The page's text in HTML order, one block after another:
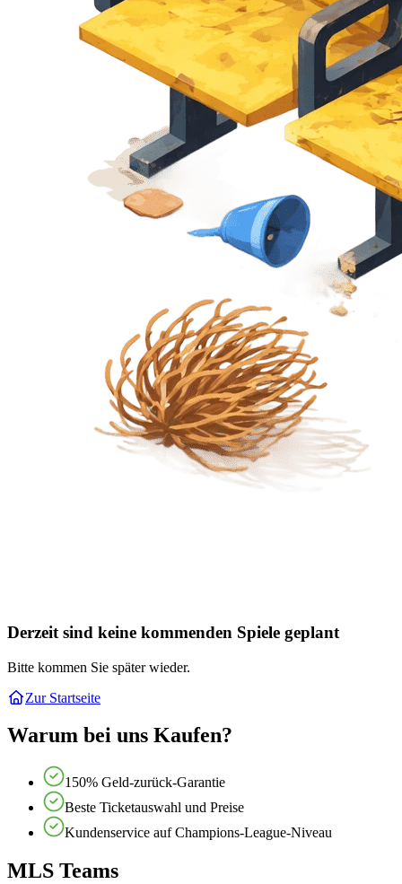
Derzeit sind keine kommenden Spiele geplant
Bitte kommen Sie später wieder.
Zur Startseite
Warum bei uns Kaufen?
150% Geld-zurück-Garantie
Beste Ticketauswahl und Preise
Kundenservice auf Champions-League-Niveau
MLS Teams